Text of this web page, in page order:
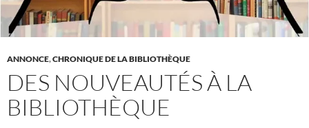
ANNONCE,CHRONIQUE DE LA BIBLIOTHÈQUE
DES NOUVEAUTÉS À LA
BIBLIOTHÈQUE